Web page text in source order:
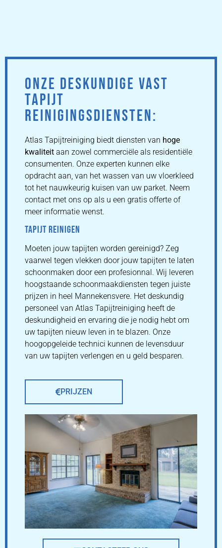
ONZE DESKUNDIGE VAST
TAPIJT
REINIGINGSDIENSTEN:
Atlas Tapijtreiniging biedt diensten van hoge
kwaliteit aan zowel commerciële als residentiële
consumenten. Onze experten kunnen elke
opdracht aan, van het wassen van uw vloerkleed
tot het nauwkeurig kuisen van uw parket. Neem
contact met ons op als u een gratis offerte of
meer informatie wenst.
TAPIJT REINIGEN
Moeten jouw tapijten worden gereinigd? Zeg
vaarwel tegen vlekken door jouw tapijten te laten
schoonmaken door een profesionnal. Wij leveren
hoogstaande schoonmaakdiensten tegen juiste
prijzen in heel Mannekensvere. Het deskundig
personeel van Atlas Tapijtreiniging heeft de
deskundigheid en ervaring die je nodig hebt om
uw tapijten nieuw leven in te blazen. Onze
hoogopgeleide technici kunnen de levensduur
van uw tapijten verlengen en u geld besparen.
PRIJZEN